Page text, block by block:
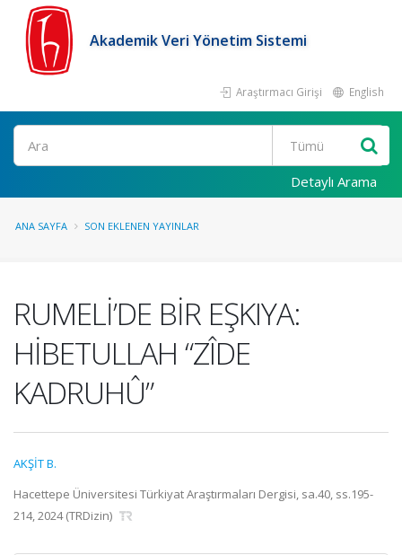
Akademik Veri Yönetim Sistemi
Araştırmacı Girişi English
Ara
Detaylı Arama
ANA SAYFA SON EKLENEN YAYINLAR
RUMELİ’DE BİR EŞKIYA:
HİBETULLAH “ZÎDE
KADRUHÛ”
AKŞİT B.
Hacettepe Üniversitesi Türkiyat Araştırmaları Dergisi, sa.40, ss.195-
214, 2024 (TRDizin)